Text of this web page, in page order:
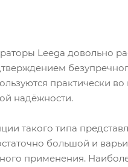
Leega довольно
практически
надёжности.
такого типа
большой и
применения.